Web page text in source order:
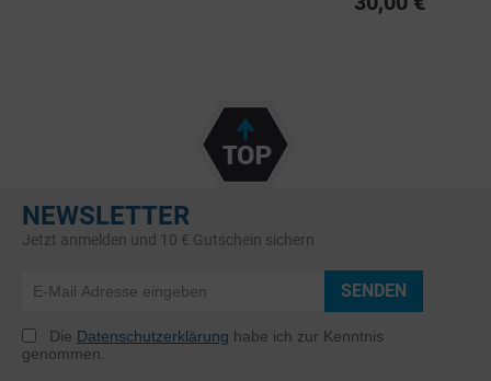
NEWSLETTER
Jetzt anmelden und 10 € Gutschein sichern
SENDEN
Die Datenschutzerklärung habe ich zur Kenntnis
genommen.